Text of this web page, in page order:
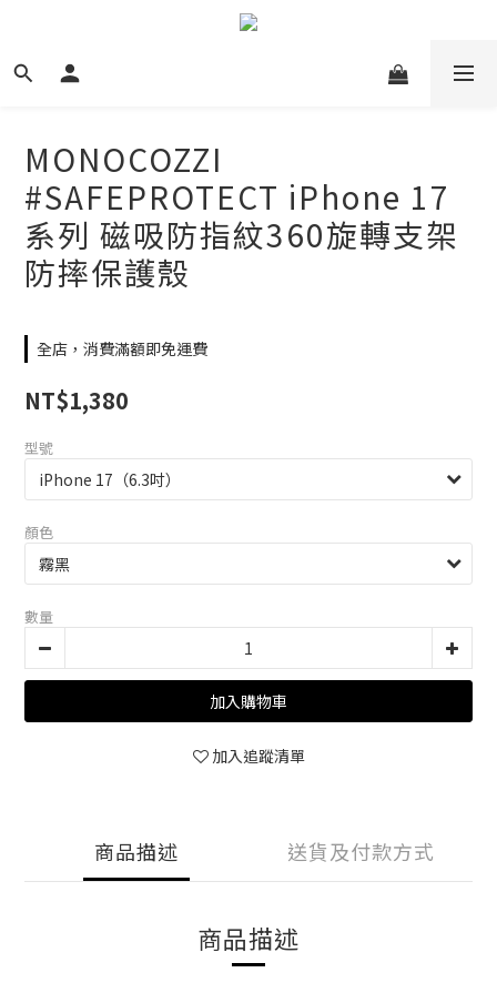
MONOCOZZI
#SAFEPROTECT iPhone 17
系列 磁吸防指紋360旋轉支架
防摔保護殼
全店，消費滿額即免運費
NT$1,380
型號
顏色
數量
加入購物車
加入追蹤清單
商品描述 送貨及付款方式
商品描述